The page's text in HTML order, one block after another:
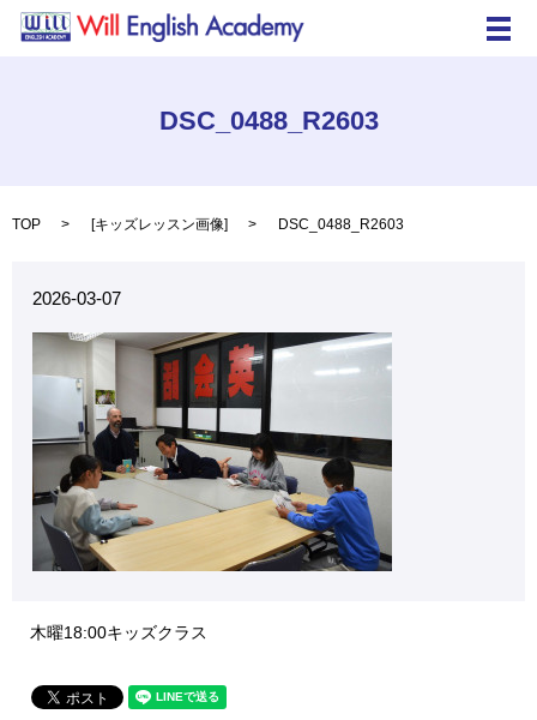
メ
DSC_0488_R2603
TOP [キッズレッスン画像] DSC_0488_R2603
2026-03-07
木曜18:00キッズクラス